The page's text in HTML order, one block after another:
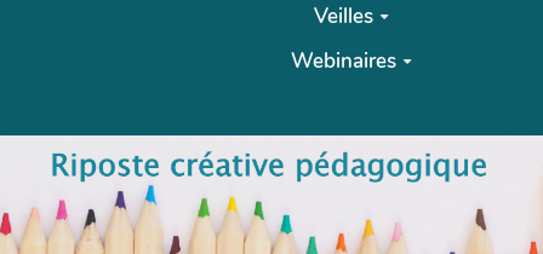
Veilles
Webinaires